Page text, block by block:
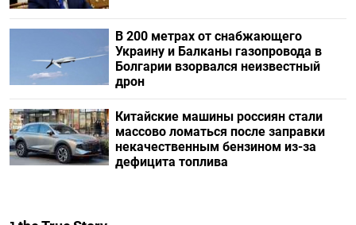
В 200 метрах от снабжающего
Украину и Балканы газопровода в
Болгарии взорвался неизвестный
дрон
Китайские машины россиян стали
массово ломаться после заправки
некачественным бензином из-за
дефицита топлива